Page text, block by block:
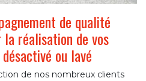
de qualité
réalisation de vos
ou lavé
de nos nombreux clients